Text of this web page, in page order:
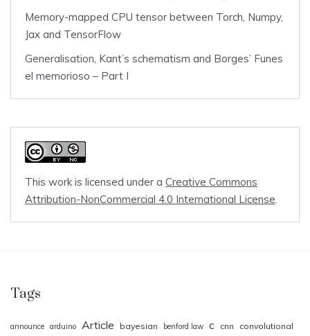
Memory-mapped CPU tensor between Torch, Numpy,
Jax and TensorFlow
Generalisation, Kant’s schematism and Borges’ Funes
el memorioso – Part I
This work is licensed under a Creative Commons
Attribution-NonCommercial 4.0 International License.
Tags
announce arduino Article bayesian benford law c cnn convolutional